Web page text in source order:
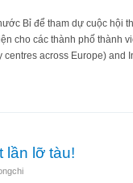
Bỉ để tham dự cuộc hội
cho các thành phố thành
centres across Europe) and
lần lỡ tàu!